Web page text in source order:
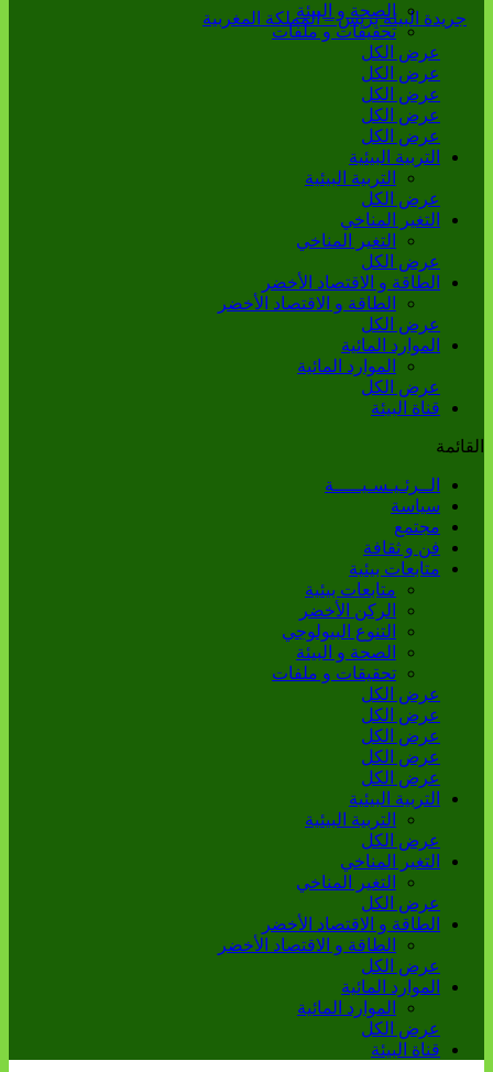
الصحة و البيئة
تحقيقات و ملفات
عرض الكل
عرض الكل
عرض الكل
عرض الكل
عرض الكل
التربية البيئية
التربية البيئية
عرض الكل
التغير المناخي
التغير المناخي
عرض الكل
الطاقة و الاقتصاد الأخضر
الطاقة و الاقتصاد الأخضر
عرض الكل
الموارد المائية
الموارد المائية
عرض الكل
قناة البيئة
القائمة
الــرئـيـسـيـــــة
سياسة
مجتمع
فن و ثقافة
متابعات بيئية
متابعات بيئية
الركن الأخضر
التنوع البيولوجي
الصحة و البيئة
تحقيقات و ملفات
عرض الكل
عرض الكل
عرض الكل
عرض الكل
عرض الكل
التربية البيئية
التربية البيئية
عرض الكل
التغير المناخي
التغير المناخي
عرض الكل
الطاقة و الاقتصاد الأخضر
الطاقة و الاقتصاد الأخضر
عرض الكل
الموارد المائية
الموارد المائية
عرض الكل
قناة البيئة